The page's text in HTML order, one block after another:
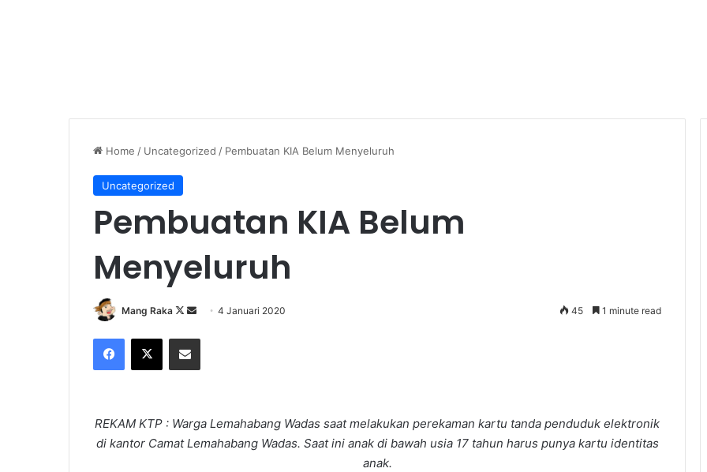
Home / Uncategorized / Pembuatan KIA Belum Menyeluruh
Uncategorized
Pembuatan KIA Belum
Menyeluruh
Mang Raka
Follow
X
Send4 Januari 2020 45 1 minute read
Facebook
X Share via Email
REKAM KTP : Warga Lemahabang Wadas saat melakukan perekaman kartu tanda penduduk elektronik
di kantor Camat Lemahabang Wadas. Saat ini anak di bawah usia 17 tahun harus punya kartu identitas
anak.